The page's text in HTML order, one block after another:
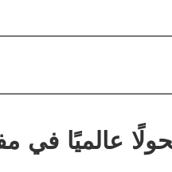
عالميًا في